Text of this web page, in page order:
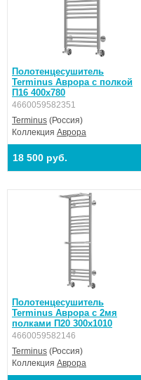
Полотенцесушитель
Terminus Аврора с полкой
П16 400х780
4660059582351
Terminus (Россия)
Коллекция Аврора
18 500 руб.
Полотенцесушитель
Terminus Аврора с 2мя
полками П20 300х1010
4660059582146
Terminus (Россия)
Коллекция Аврора